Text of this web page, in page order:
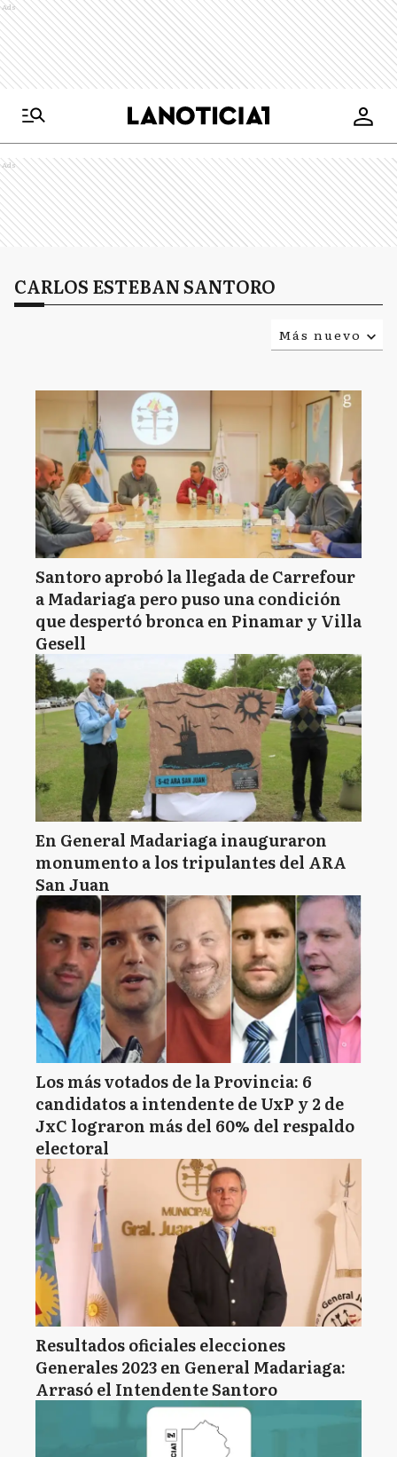
Ads
Ads
CARLOS ESTEBAN SANTORO
Más nuevo
Santoro aprobó la llegada de Carrefour
a Madariaga pero puso una condición
que despertó bronca en Pinamar y Villa
Gesell
En General Madariaga inauguraron
monumento a los tripulantes del ARA
San Juan
Los más votados de la Provincia: 6
candidatos a intendente de UxP y 2 de
JxC lograron más del 60% del respaldo
electoral
Resultados oficiales elecciones
Generales 2023 en General Madariaga:
Arrasó el Intendente Santoro